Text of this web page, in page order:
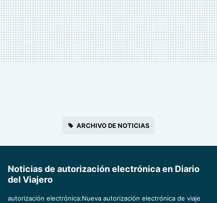
ARCHIVO DE NOTICIAS
Noticias de autorización electrónica en Diario
del Viajero
autorización electrónica:Nueva autorización electrónica de viaje